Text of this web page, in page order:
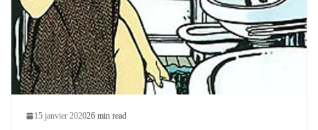
15 janvier 202026 min read